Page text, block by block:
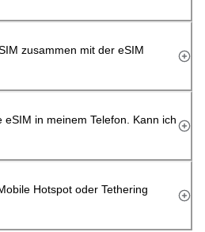
zusammen mit der eSIM
in meinem Telefon. Kann ich
Hotspot oder Tethering